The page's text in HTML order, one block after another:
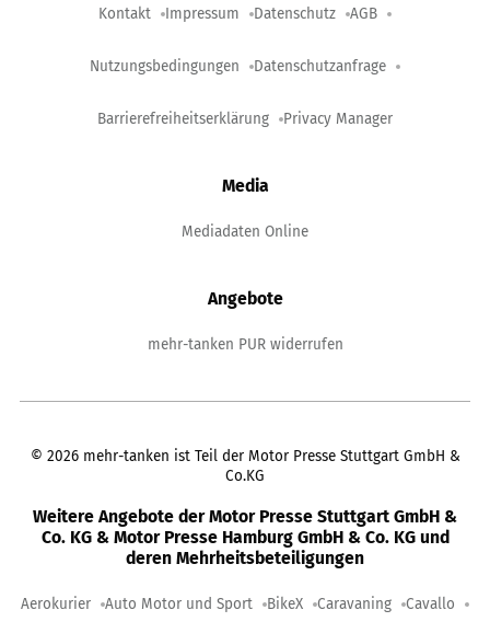
Kontakt Impressum Datenschutz AGB
Nutzungsbedingungen Datenschutzanfrage
Barrierefreiheitserklärung Privacy Manager
Media
Mediadaten Online
Angebote
mehr-tanken PUR widerrufen
© 2026 mehr-tanken ist Teil der Motor Presse Stuttgart GmbH &
Co.KG
Weitere Angebote der Motor Presse Stuttgart GmbH &
Co. KG & Motor Presse Hamburg GmbH & Co. KG und
deren Mehrheitsbeteiligungen
Aerokurier Auto Motor und Sport BikeX Caravaning Cavallo